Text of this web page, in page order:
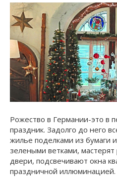
Рожество в Германии-это в
праздник. Задолго до него
жилье поделками из бумаги
зелеными ветками,
двери, подсвечивают окна
праздничной иллюминацией.